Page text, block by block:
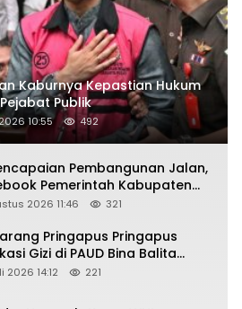
Kaburnya Kepastian Hukum
Publik
10:55 492
Pembangunan Jalan,
Pemerintah Kabupaten
Warganet
2026 11:46 321
Pringapus Pringapus
Gizi di PAUD Bina Balita
Anak Nasional 2026
2026 14:12 221